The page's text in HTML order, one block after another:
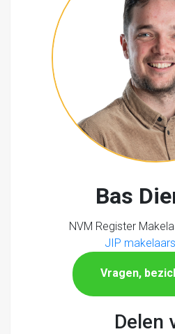
Bas
NVM Register
JIP
Vragen,
Delen